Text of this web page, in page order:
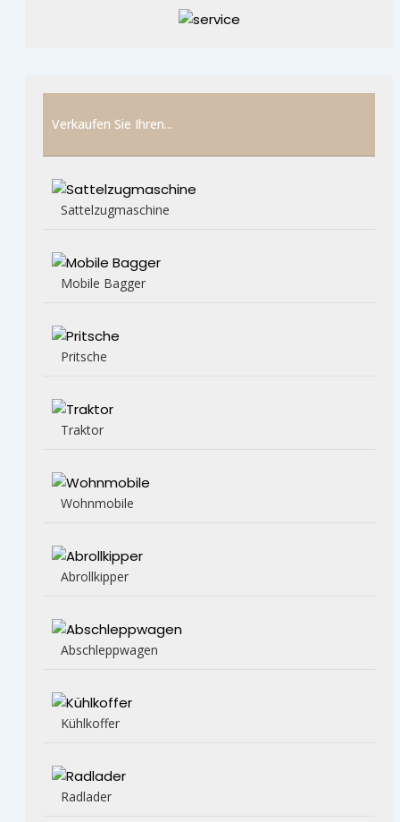
Verkaufen Sie Ihren...
Sattelzugmaschine
Mobile Bagger
Pritsche
Traktor
Wohnmobile
Abrollkipper
Abschleppwagen
Kühlkoffer
Radlader